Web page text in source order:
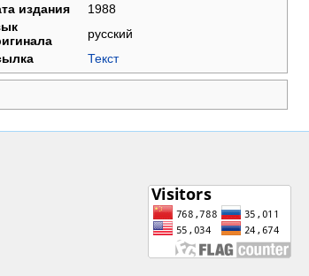
издания
1988
русский
Текст